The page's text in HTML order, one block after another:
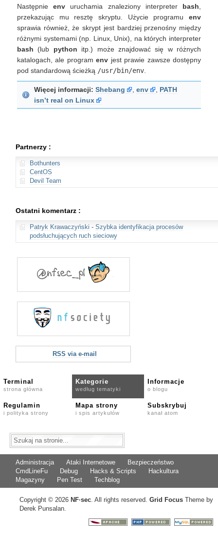
Następnieenv uruchamia znaleziony interpreter bash
przekazując mu resztę skryptu. Użycie programu env
sprawia również, że skrypt jest bardziej przenośny między
różnymi systemami (np. Linux, Unix), na których interpreter
bash (lub python itp.) może znajdować się w różnych
katalogach, ale programenv jest prawie zawsze dostępny
pod standardową ścieżką /usr/bin/env
Więcej informacji: Shebang env
PATH
isn’t real on Linux
Partnerzy :
Bothunters
CentOS
Devil Team
Ostatni komentarz :
Patryk Krawaczyński - Szybka identyfikacja procesów
podsłuchujących ruch sieciowy
RSS via e-mail
Terminal
strona główna
Kategorie
według tematyki
Informacje
o blogu
Regulamin
i polityka strony
Mapa strony
i spis artykułów
Subskrybuj
kanał atom
Administracja Ataki Internetowe
Bezpieczeństwo
CmdLineFu
Debug Hacks & Scripts
Hackultura
Magazyny
Pen Test Techblog
Copyright © 2026 NF·sec. All rights reserved. Grid Focus Theme by
Derek Punsalan.